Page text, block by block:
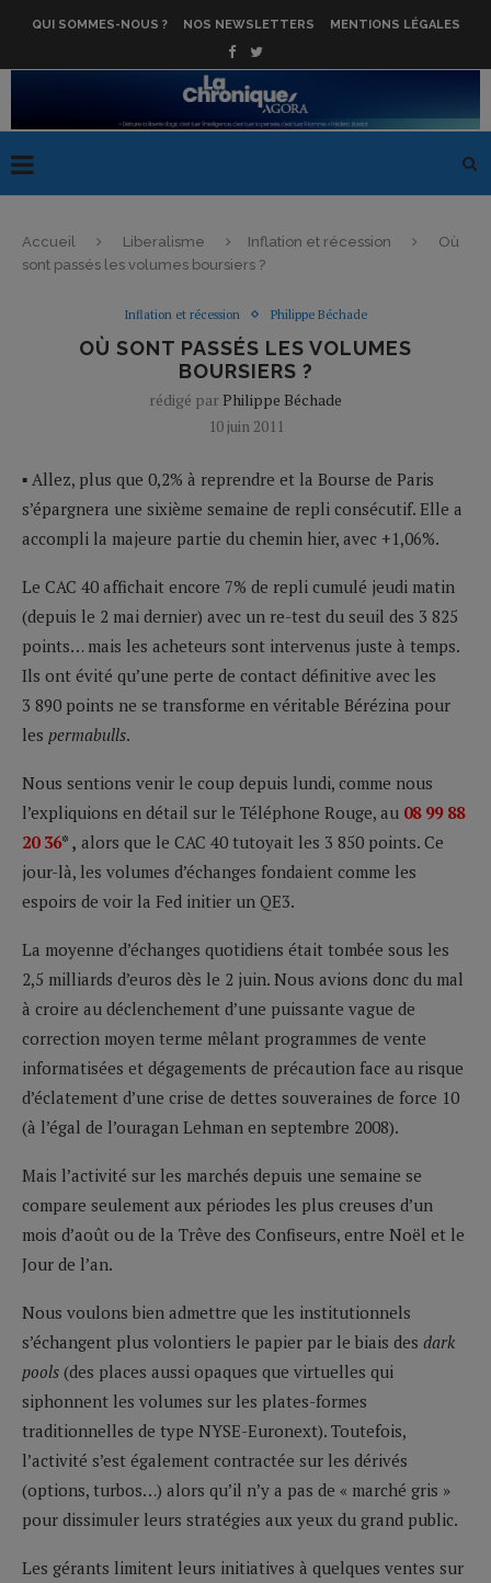
QUI SOMMES-NOUS ? NOS NEWSLETTERS MENTIONS LÉGALES
Accueil Liberalisme Inflation et récession
Où
sont passés les volumes boursiers ?
Inflation et récession Philippe Béchade
OÙ SONT PASSÉS LES VOLUMES
BOURSIERS ?
rédigé par Philippe Béchade
10 juin 2011
▪ Allez, plus que 0,2% à reprendre et la Bourse de Paris
s’épargnera une sixième semaine de repli consécutif. Elle a
accompli la majeure partie du chemin hier, avec +1,06%.
Le CAC 40 affichait encore 7% de repli cumulé jeudi matin
(depuis le 2 mai dernier) avec un re-test du seuil des 3 825
points… mais les acheteurs sont intervenus juste à temps.
Ils ont évité qu’une perte de contact définitive avec les
3 890 points ne se transforme en véritable Bérézina pour
les permabulls.
Nous sentions venir le coup depuis lundi, comme nous
l’expliquions en détail sur le Téléphone Rouge, au 08 99 88
20 36* , alors que le CAC 40 tutoyait les 3 850 points. Ce
jour-là, les volumes d’échanges fondaient comme les
espoirs de voir la Fed initier un QE3.
La moyenne d’échanges quotidiens était tombée sous les
2,5 milliards d’euros dès le 2 juin. Nous avions donc du mal
à croire au déclenchement d’une puissante vague de
correction moyen terme mêlant programmes de vente
informatisées et dégagements de précaution face au risque
d’éclatement d’une crise de dettes souveraines de force 10
(à l’égal de l’ouragan Lehman en septembre 2008).
Mais l’activité sur les marchés depuis une semaine se
compare seulement aux périodes les plus creuses d’un
mois d’août ou de la Trêve des Confiseurs, entre Noël et le
Jour de l’an.
Nous voulons bien admettre que les institutionnels
s’échangent plus volontiers le papier par le biais des dark
pools (des places aussi opaques que virtuelles qui
siphonnent les volumes sur les plates-formes
traditionnelles de type NYSE-Euronext). Toutefois,
l’activité s’est également contractée sur les dérivés
(options, turbos…) alors qu’il n’y a pas de « marché gris »
pour dissimuler leurs stratégies aux yeux du grand public.
Les gérants limitent leurs initiatives à quelques ventes sur